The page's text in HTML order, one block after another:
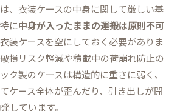
、衣装ケースの中身に関して厳しい基
に中身が入ったままの運搬は原則不可
装ケースを空にしておく必要がありま
損リスク軽減や積載中の荷崩れ防止の
ク製のケースは構造的に重さに弱く、
ケース全体が歪んだり、引き出しが開
しています。